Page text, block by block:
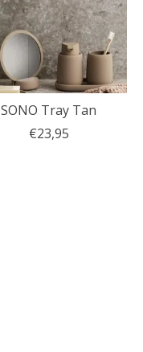
SONO Tray Tan
€23,95